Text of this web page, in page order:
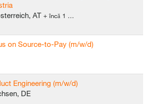
AT + încă 1 …
on Source-to-Pay (m/w/d)
Engineering (m/w/d)
DE